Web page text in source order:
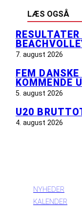
LÆS OGSÅ
7. august 2026
FEM
KOMMENDE
5. august 2026
U20
4. august 2026
NYHEDER
KALENDER